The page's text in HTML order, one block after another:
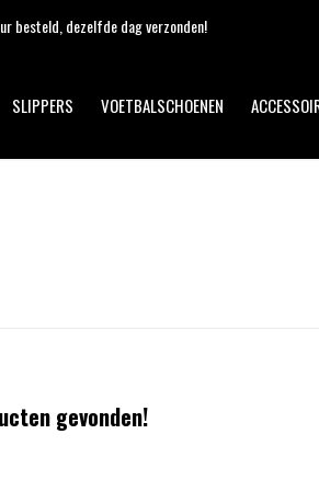
SLIPPERS VOETBALSCHOENEN
besteld, dezelfde dag verzonden!
gevonden!